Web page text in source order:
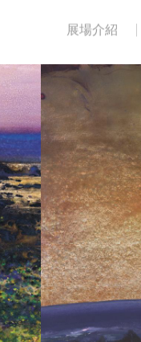
展場介紹